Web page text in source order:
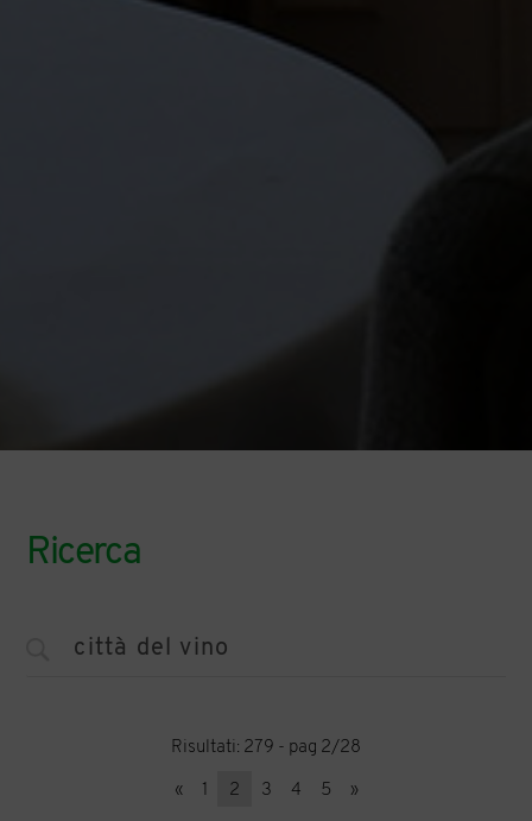
Ricerca
Risultati: 279 - pag 2/28
« 1 2 3 4 5 »